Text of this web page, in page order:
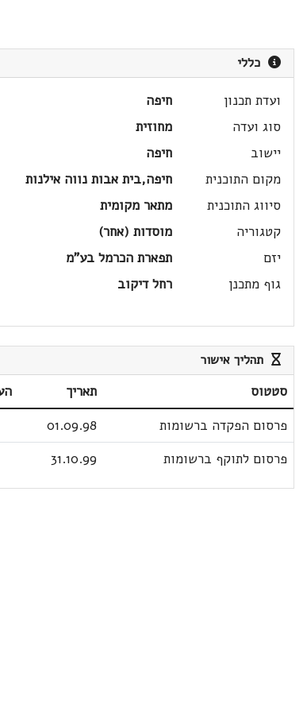
כללי
ועדת תכנון
חיפה
סוג ועדה
מחוזית
יישוב
חיפה
מקום התוכנית
חיפה,בית אבות נווה אילנות
סיווג התוכנית
מתאר מקומית
קטגוריה
מוסדות (אחר)
יזם
תפארת הכרמל בע"מ
גוף מתכנן
רחל דיקוב
תהליך אישור
סטטוס תאריך
פרסום הפקדה ברשומות
01.09.98
פרסום לתוקף ברשומות
31.10.99